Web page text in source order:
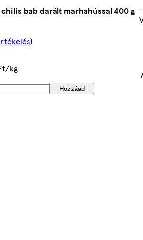
chilis bab darált marhahússal 400 g
)
kg
Hozzáad